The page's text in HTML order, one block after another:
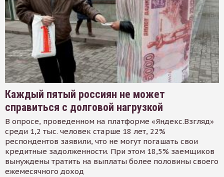
Каждый пятый россиян не может
справиться с долговой нагрузкой
В опросе, проведенном на платформе «Яндекс.Взгляд»
среди 1,2 тыс. человек старше 18 лет, 22%
респондентов заявили, что не могут погашать свои
кредитные задолженности. При этом 18,5% заемщиков
вынуждены тратить на выплаты более половины своего
ежемесячного доход